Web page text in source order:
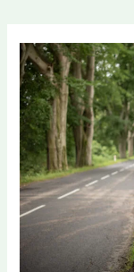
Ocena
wizualna
drzewa